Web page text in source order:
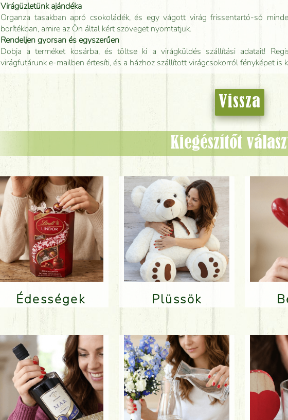
Virágüzletünk ajándéka
Organza tasakban apró csokoládék, és egy vágott virág frissentartó-só
borítékban, amire az Ön által kért szöveget nyomtatjuk.
Rendeljen gyorsan és egyszerűen
Dobja a terméket kosárba, és töltse ki a virágküldés szállítási adatait!
virágfutárunk e-mailben értesíti, és a házhoz szállított virágcsokorról fényképet is
Vissza
Kiegészítőt
Édességek Plüssök